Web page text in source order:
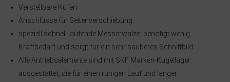
Verstellbare Kufen
Anschlüsse für Seitenverschiebung
speziell schnell laufende Messerwalze, benötigt wenig
Kraftbedarf und sorgt für ein sehr sauberes Schnittbild
Alle Antriebselemente sind mit SKF Marken-Kugellager
ausgestattet, die für einen ruhigen Lauf und langer